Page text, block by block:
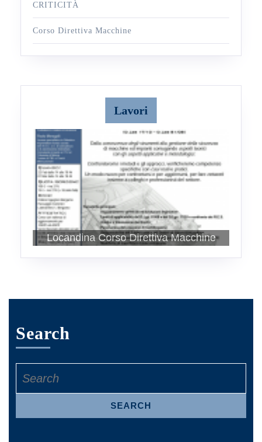
CRITICITÀ
Corso Direttiva Macchine
Lavori
Locandina Corso Direttiva Macchine
Restauro orologio Torre dei Caduti
Search
for: